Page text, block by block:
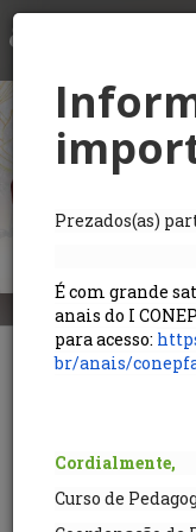
Prezados(as)
É com grande
anais do I
para acesso:
br/anais/
Cordialmente,
Curso de
I